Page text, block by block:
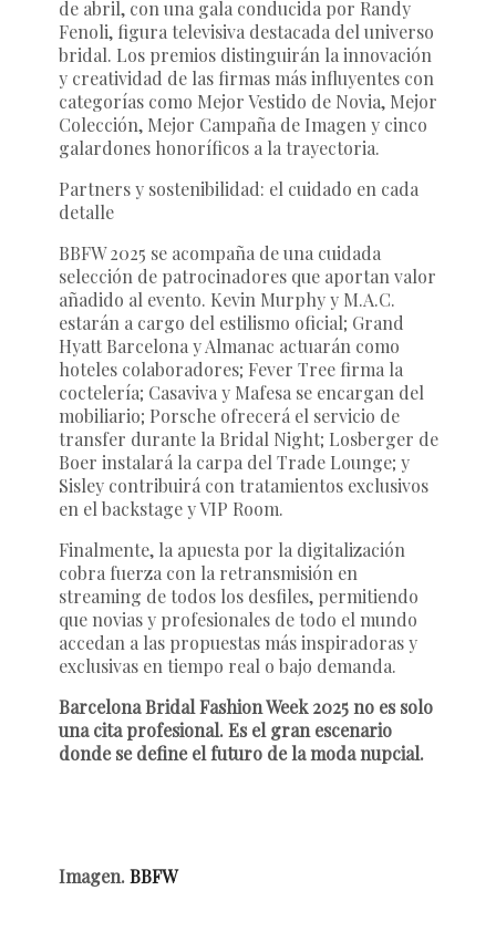
de abril, con una gala conducida por Randy
Fenoli, figura televisiva destacada del universo
bridal. Los premios distinguirán la innovación
y creatividad de las firmas más influyentes con
categorías como Mejor Vestido de Novia, Mejor
Colección, Mejor Campaña de Imagen y cinco
galardones honoríficos a la trayectoria.
Partners y sostenibilidad: el cuidado en cada
detalle
BBFW 2025 se acompaña de una cuidada
selección de patrocinadores que aportan valor
añadido al evento. Kevin Murphyy M.A.C.
estarán a cargo del estilismo oficial; Grand
Hyatt Barcelona yAlmanac actuarán como
hoteles colaboradores; Fever Treefirma la
coctelería; Casaviva y Mafesa se encargan del
mobiliario; Porscheofrecerá el servicio de
transfer durante la Bridal Night; Losberger de
Boer instalará la carpa del Trade Lounge; y
Sisleycontribuirá con tratamientos exclusivos
en el backstage y VIP Room.
Finalmente, la apuesta por la digitalización
cobra fuerza con la retransmisión en
streaming de todos los desfiles, permitiendo
que novias y profesionales de todo el mundo
accedan a las propuestas más inspiradoras y
exclusivas en tiempo real o bajo demanda.
Barcelona Bridal Fashion Week 2025 no es solo
una cita profesional. Es el gran escenario
donde se define el futuro de la moda nupcial.
Imagen.BBFW